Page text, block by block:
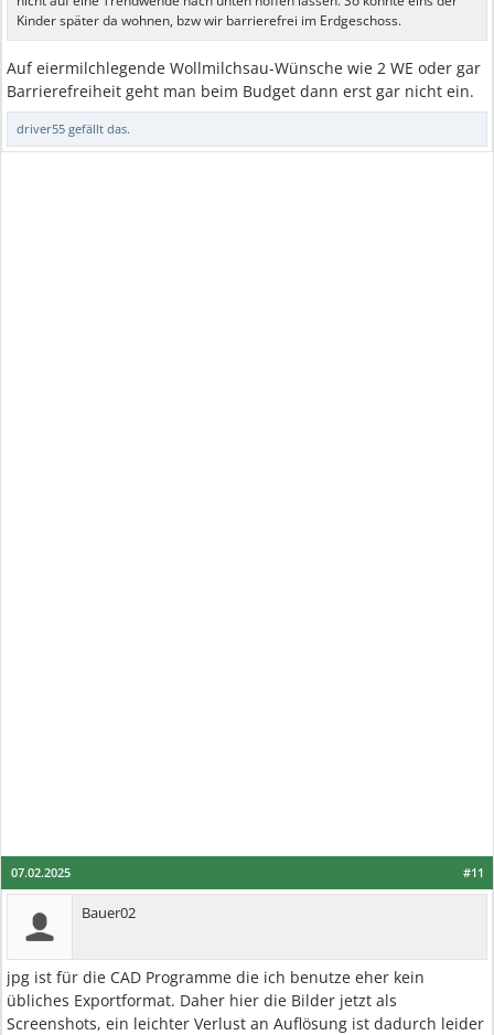
Kinder später da wohnen, bzw wir barrierefrei im Erdgeschoss.
Auf eiermilchlegende Wollmilchsau-Wünsche wie 2 WE oder gar
Barrierefreiheit geht man beim Budget dann erst gar nicht ein.
driver55 gefällt das.
#11
07.02.2025
Bauer02
jpg ist für die CAD Programme die ich benutze eher kein
übliches Exportformat. Daher hier die Bilder jetzt als
Screenshots, ein leichter Verlust an Auflösung ist dadurch leider